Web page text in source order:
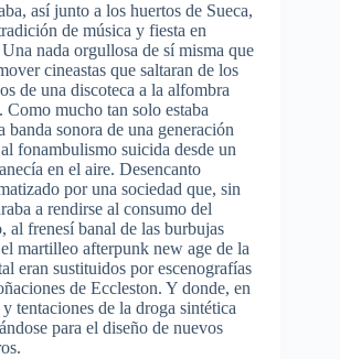
así junto a los huertos de Sueca,
de música y fiesta en
nada orgullosa de sí misma que
cineastas que saltaran de los
de una discoteca a la alfombra
mucho tan solo estaba
banda sonora de una generación
fonambulismo suicida desde un
en el aire. Desencanto
por una sociedad que, sin
a rendirse al consumo del
al frenesí banal de las burbujas
martilleo afterpunk new age de la
eran sustituidos por escenografías
de Eccleston. Y donde, en
tentaciones de la droga sintética
para el diseño de nuevos